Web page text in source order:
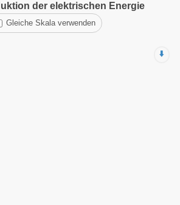
der elektrischen Energie
Gleiche Skala verwenden
⬇️